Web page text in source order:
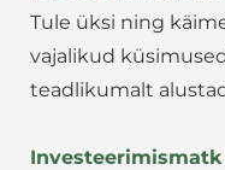
Tule üksi ning
vajalikud
teadlikumalt